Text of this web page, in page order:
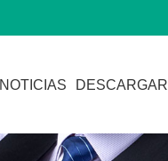
NOTICIAS DESCARGAR